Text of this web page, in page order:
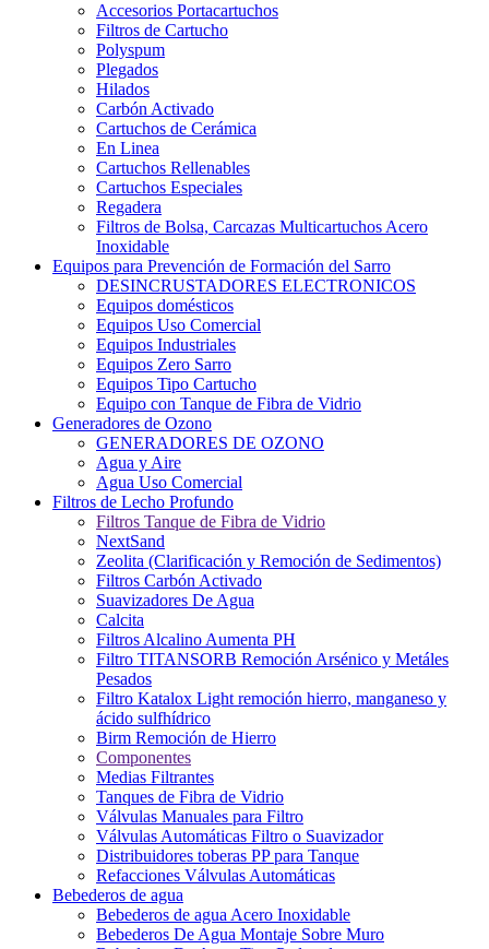
Accesorios Portacartuchos
Filtros de Cartucho
Polyspum
Plegados
Hilados
Carbón Activado
Cartuchos de Cerámica
En Linea
Cartuchos Rellenables
Cartuchos Especiales
Regadera
Filtros de Bolsa, Carcazas Multicartuchos Acero
Inoxidable
Equipos para Prevención de Formación del Sarro
DESINCRUSTADORES ELECTRONICOS
Equipos domésticos
Equipos Uso Comercial
Equipos Industriales
Equipos Zero Sarro
Equipos Tipo Cartucho
Equipo con Tanque de Fibra de Vidrio
Generadores de Ozono
GENERADORES DE OZONO
Agua y Aire
Agua Uso Comercial
Filtros de Lecho Profundo
Filtros Tanque de Fibra de Vidrio
NextSand
Zeolita (Clarificación y Remoción de Sedimentos)
Filtros Carbón Activado
Suavizadores De Agua
Calcita
Filtros Alcalino Aumenta PH
Filtro TITANSORB Remoción Arsénico y Metáles
Pesados
Filtro Katalox Light remoción hierro, manganeso y
ácido sulfhídrico
Birm Remoción de Hierro
Componentes
Medias Filtrantes
Tanques de Fibra de Vidrio
Válvulas Manuales para Filtro
Válvulas Automáticas Filtro o Suavizador
Distribuidores toberas PP para Tanque
Refacciones Válvulas Automáticas
Bebederos de agua
Bebederos de agua Acero Inoxidable
Bebederos De Agua Montaje Sobre Muro